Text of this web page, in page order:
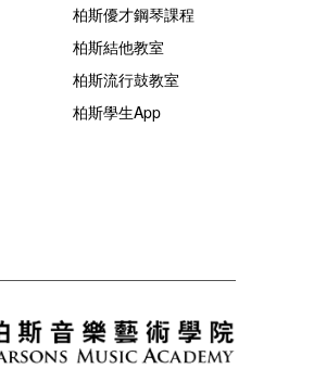
柏斯優才鋼琴課程
柏斯結他教室
柏斯流行鼓教室
柏斯學生App